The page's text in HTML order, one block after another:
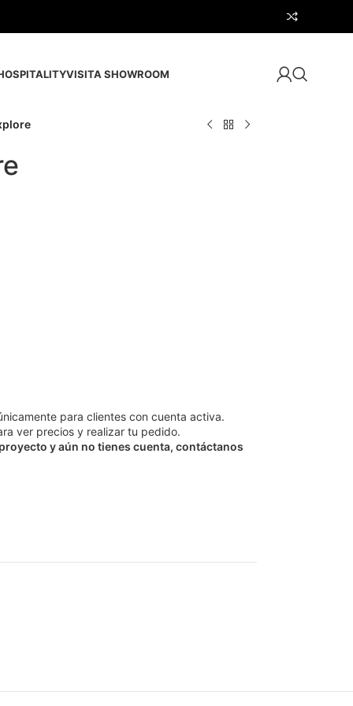
VISITA SHOWROOM
para clientes con cuenta activa.
ver precios y realizar tu pedido.
y aún no tienes cuenta, contáctanos